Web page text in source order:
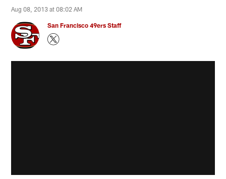
Aug 08, 2013 at 08:02 AM
San Francisco 49ers Staff